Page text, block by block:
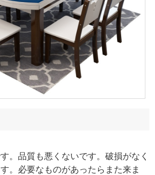
。品質も悪くないです。破損がなく
。必要なものがあったらまた来ま